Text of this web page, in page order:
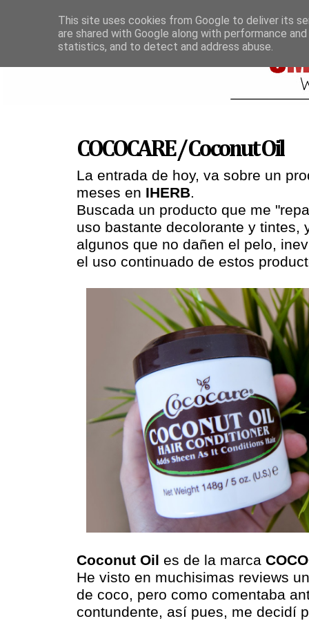
COCOCARE / Coconut Oil
La entrada de hoy, va sobre un
meses en IHERB.
Buscada un producto que me
uso bastante decolorante y tintes,
algunos que no dañen el pelo,
el uso continuado de estos
Coconut Oil es de la marca
He visto en muchisimas reviews
de coco, pero como comentaba
contundente, así pues, me decidí
This site uses cookies from Google to deliver its
are shared with Google along with performance
statistics, and to detect and address abuse.